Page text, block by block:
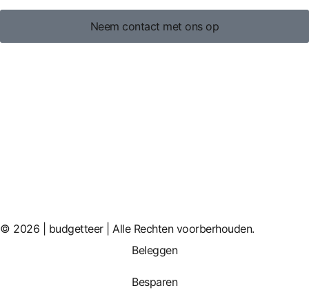
Neem contact met ons op
© 2026 | budgetteer | Alle Rechten voorberhouden.
Beleggen
Besparen